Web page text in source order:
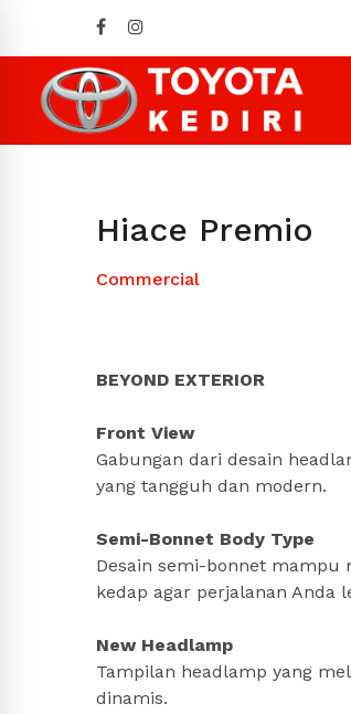
Hiace Premio
Commercial
BEYOND EXTERIOR
Front View
Gabungan dari desain
yang tangguh dan modern.
Semi-Bonnet Body Type
Desain semi-bonnet mampu
kedap agar perjalanan Anda
New Headlamp
Tampilan headlamp yang
dinamis.